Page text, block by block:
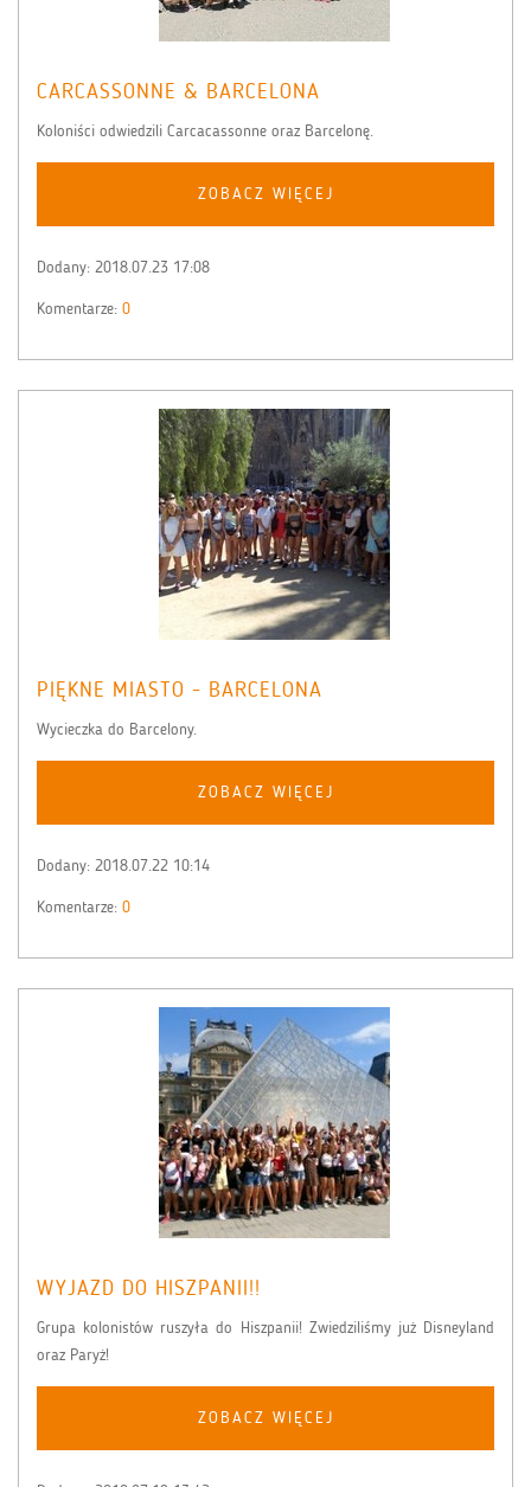
CARCASSONNE & BARCELONA
Koloniści odwiedzili Carcacassonne oraz Barcelonę.
ZOBACZ WIĘCEJ
Dodany: 2018.07.23 17:08
Komentarze: 0
PIĘKNE MIASTO - BARCELONA
Wycieczka do Barcelony.
ZOBACZ WIĘCEJ
Dodany: 2018.07.22 10:14
Komentarze: 0
WYJAZD DO HISZPANII!!
Grupa kolonistów ruszyła do Hiszpanii! Zwiedziliśmy już Disneyland
oraz Paryż!
ZOBACZ WIĘCEJ